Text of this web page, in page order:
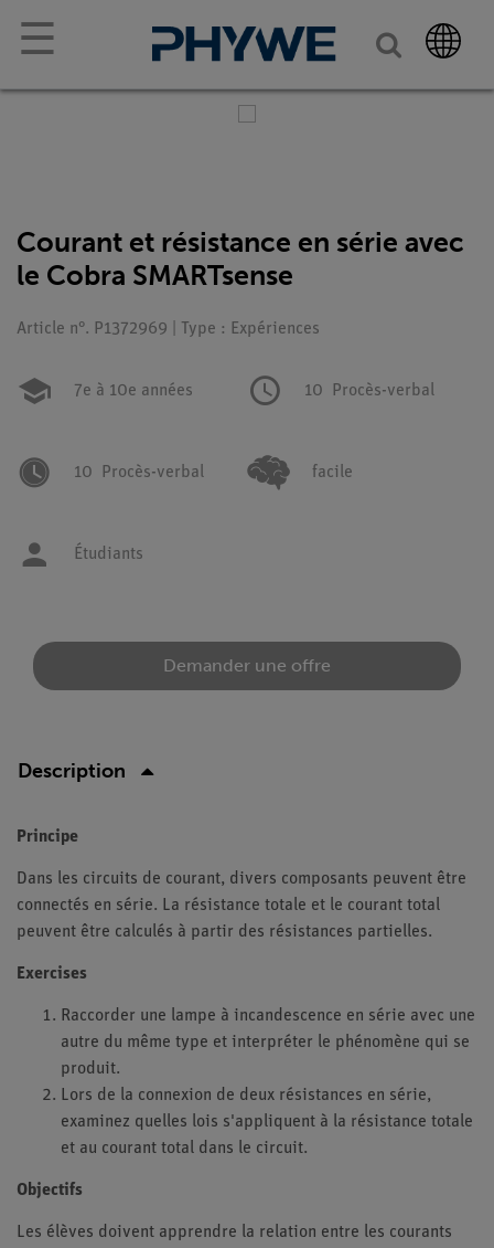
☰
Courant et résistance en série avec
le Cobra SMARTsense
Article n°. P1372969 | Type : Expériences
7e à 10e années 10 Procès-verbal
10 Procès-verbal facile
Étudiants
Demander une offre
Description
Principe
Dans les circuits de courant, divers composants peuvent être
connectés en série. La résistance totale et le courant total
peuvent être calculés à partir des résistances partielles.
Exercises
Raccorder une lampe à incandescence en série avec une
autre du même type et interpréter le phénomène qui se
produit.
Lors de la connexion de deux résistances en série,
examinez quelles lois s'appliquent à la résistance totale
et au courant total dans le circuit.
Objectifs
Les élèves doivent apprendre la relation entre les courants